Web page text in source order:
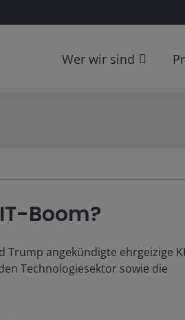
Wer wir sind
Boom?
angekündigte ehrgeizige
Technologiesektor sowie die